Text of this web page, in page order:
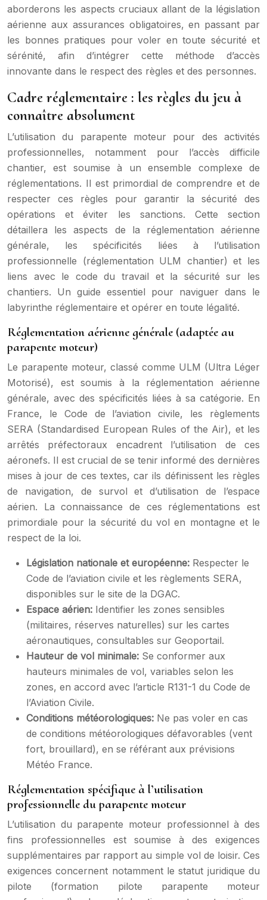
aborderons les aspects cruciaux allant de la législation
aérienne aux assurances obligatoires, en passant par
les bonnes pratiques pour voler en toute sécurité et
sérénité, afin d’intégrer cette méthode d’accès
innovante dans le respect des règles et des personnes.
Cadre réglementaire : les règles du jeu à
connaître absolument
L’utilisation du parapente moteur pour des activités
professionnelles, notamment pour l’accès difficile
chantier, est soumise à un ensemble complexe de
réglementations. Il est primordial de comprendre et de
respecter ces règles pour garantir la sécurité des
opérations et éviter les sanctions. Cette section
détaillera les aspects de la réglementation aérienne
générale, les spécificités liées à l’utilisation
professionnelle (réglementation ULM chantier) et les
liens avec le code du travail et la sécurité sur les
chantiers. Un guide essentiel pour naviguer dans le
labyrinthe réglementaire et opérer en toute légalité.
Réglementation aérienne générale (adaptée au
parapente moteur)
Le parapente moteur, classé comme ULM (Ultra Léger
Motorisé), est soumis à la réglementation aérienne
générale, avec des spécificités liées à sa catégorie. En
France, le Code de l’aviation civile, les règlements
SERA (Standardised European Rules of the Air), et les
arrêtés préfectoraux encadrent l’utilisation de ces
aéronefs. Il est crucial de se tenir informé des dernières
mises à jour de ces textes, car ils définissent les règles
de navigation, de survol et d’utilisation de l’espace
aérien. La connaissance de ces réglementations est
primordiale pour la sécurité du vol en montagne et le
respect de la loi.
Législation nationale et européenne: Respecter le
Code de l’aviation civile et les règlements SERA,
disponibles sur le site de la DGAC.
Espace aérien: Identifier les zones sensibles
(militaires, réserves naturelles) sur les cartes
aéronautiques, consultables sur Geoportail.
Hauteur de vol minimale: Se conformer aux
hauteurs minimales de vol, variables selon les
zones, en accord avec l’article R131-1 du Code de
l’Aviation Civile.
Conditions météorologiques: Ne pas voler en cas
de conditions météorologiques défavorables (vent
fort, brouillard), en se référant aux prévisions
Météo France.
Réglementation spécifique à l’utilisation
professionnelle du parapente moteur
L’utilisation du parapente moteur professionnel à des
fins professionnelles est soumise à des exigences
supplémentaires par rapport au simple vol de loisir. Ces
exigences concernent notamment le statut juridique du
pilote (formation pilote parapente moteur